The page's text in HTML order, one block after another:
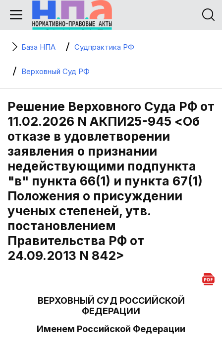
База НПА Судпрактика РФ
Верховный Суд РФ
Решение Верховного Суда РФ от
11.02.2026 N АКПИ25-945 <Об
отказе в удовлетворении
заявления о признании
недействующими подпункта
"в" пункта 66(1) и пункта 67(1)
Положения о присуждении
ученых степеней, утв.
постановлением
Правительства РФ от
24.09.2013 N 842>
ВЕРХОВНЫЙ СУД РОССИЙСКОЙ
ФЕДЕРАЦИИ
Именем Российской Федерации